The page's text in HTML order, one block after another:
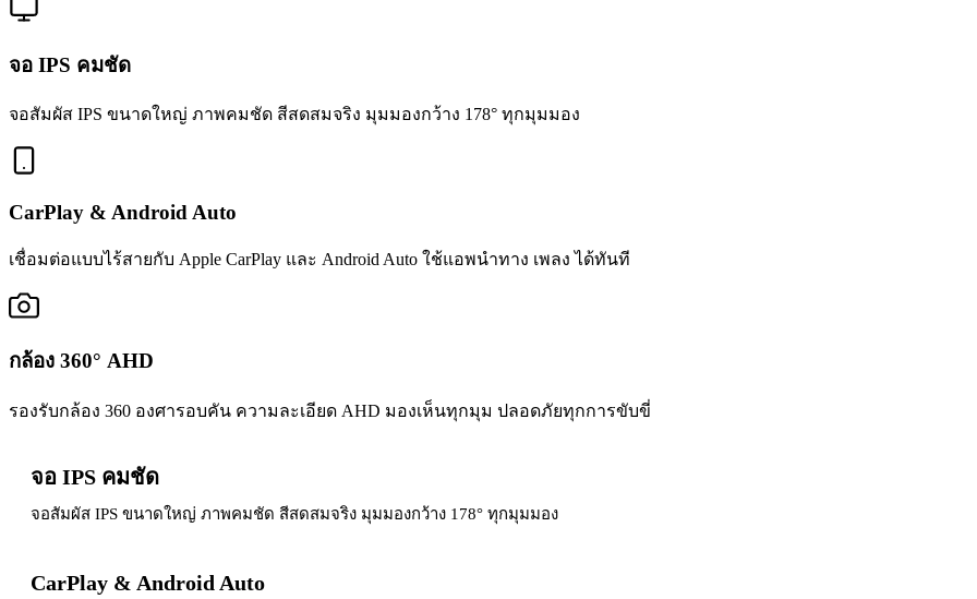
จอ IPS คมชัด
จอสัมผัส IPS ขนาดใหญ่ ภาพคมชัด สีสดสมจริง มุมมองกว้าง 178° ทุกมุมมอง
CarPlay & Android Auto
เชื่อมต่อแบบไร้สายกับ Apple CarPlay และ Android Auto ใช้แอพนำทาง เพลง ได้ทันที
กล้อง 360° AHD
รองรับกล้อง 360 องศารอบคัน ความละเอียด AHD มองเห็นทุกมุม ปลอดภัยทุกการขับขี่
จอ IPS คมชัด
จอสัมผัส IPS ขนาดใหญ่ ภาพคมชัด สีสดสมจริง มุมมองกว้าง 178° ทุกมุมมอง
CarPlay & Android Auto